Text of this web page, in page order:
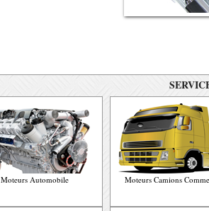
Moteurs Automobile Moteurs Camions